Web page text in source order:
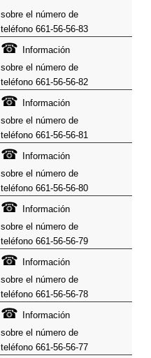
sobre el número de
teléfono 661-56-56-83
☎
Información
sobre el número de
teléfono 661-56-56-82
☎
Información
sobre el número de
teléfono 661-56-56-81
☎
Información
sobre el número de
teléfono 661-56-56-80
☎
Información
sobre el número de
teléfono 661-56-56-79
☎
Información
sobre el número de
teléfono 661-56-56-78
☎
Información
sobre el número de
teléfono 661-56-56-77